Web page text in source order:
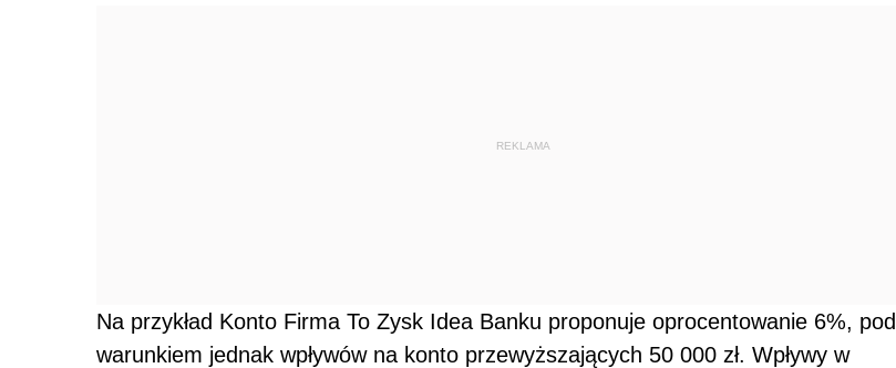
REKLAMA
Na przykład Konto Firma To Zysk Idea Banku proponuje oprocentowanie 6%, pod
warunkiem jednak wpływów na konto przewyższających 50 000 zł. Wpływy w